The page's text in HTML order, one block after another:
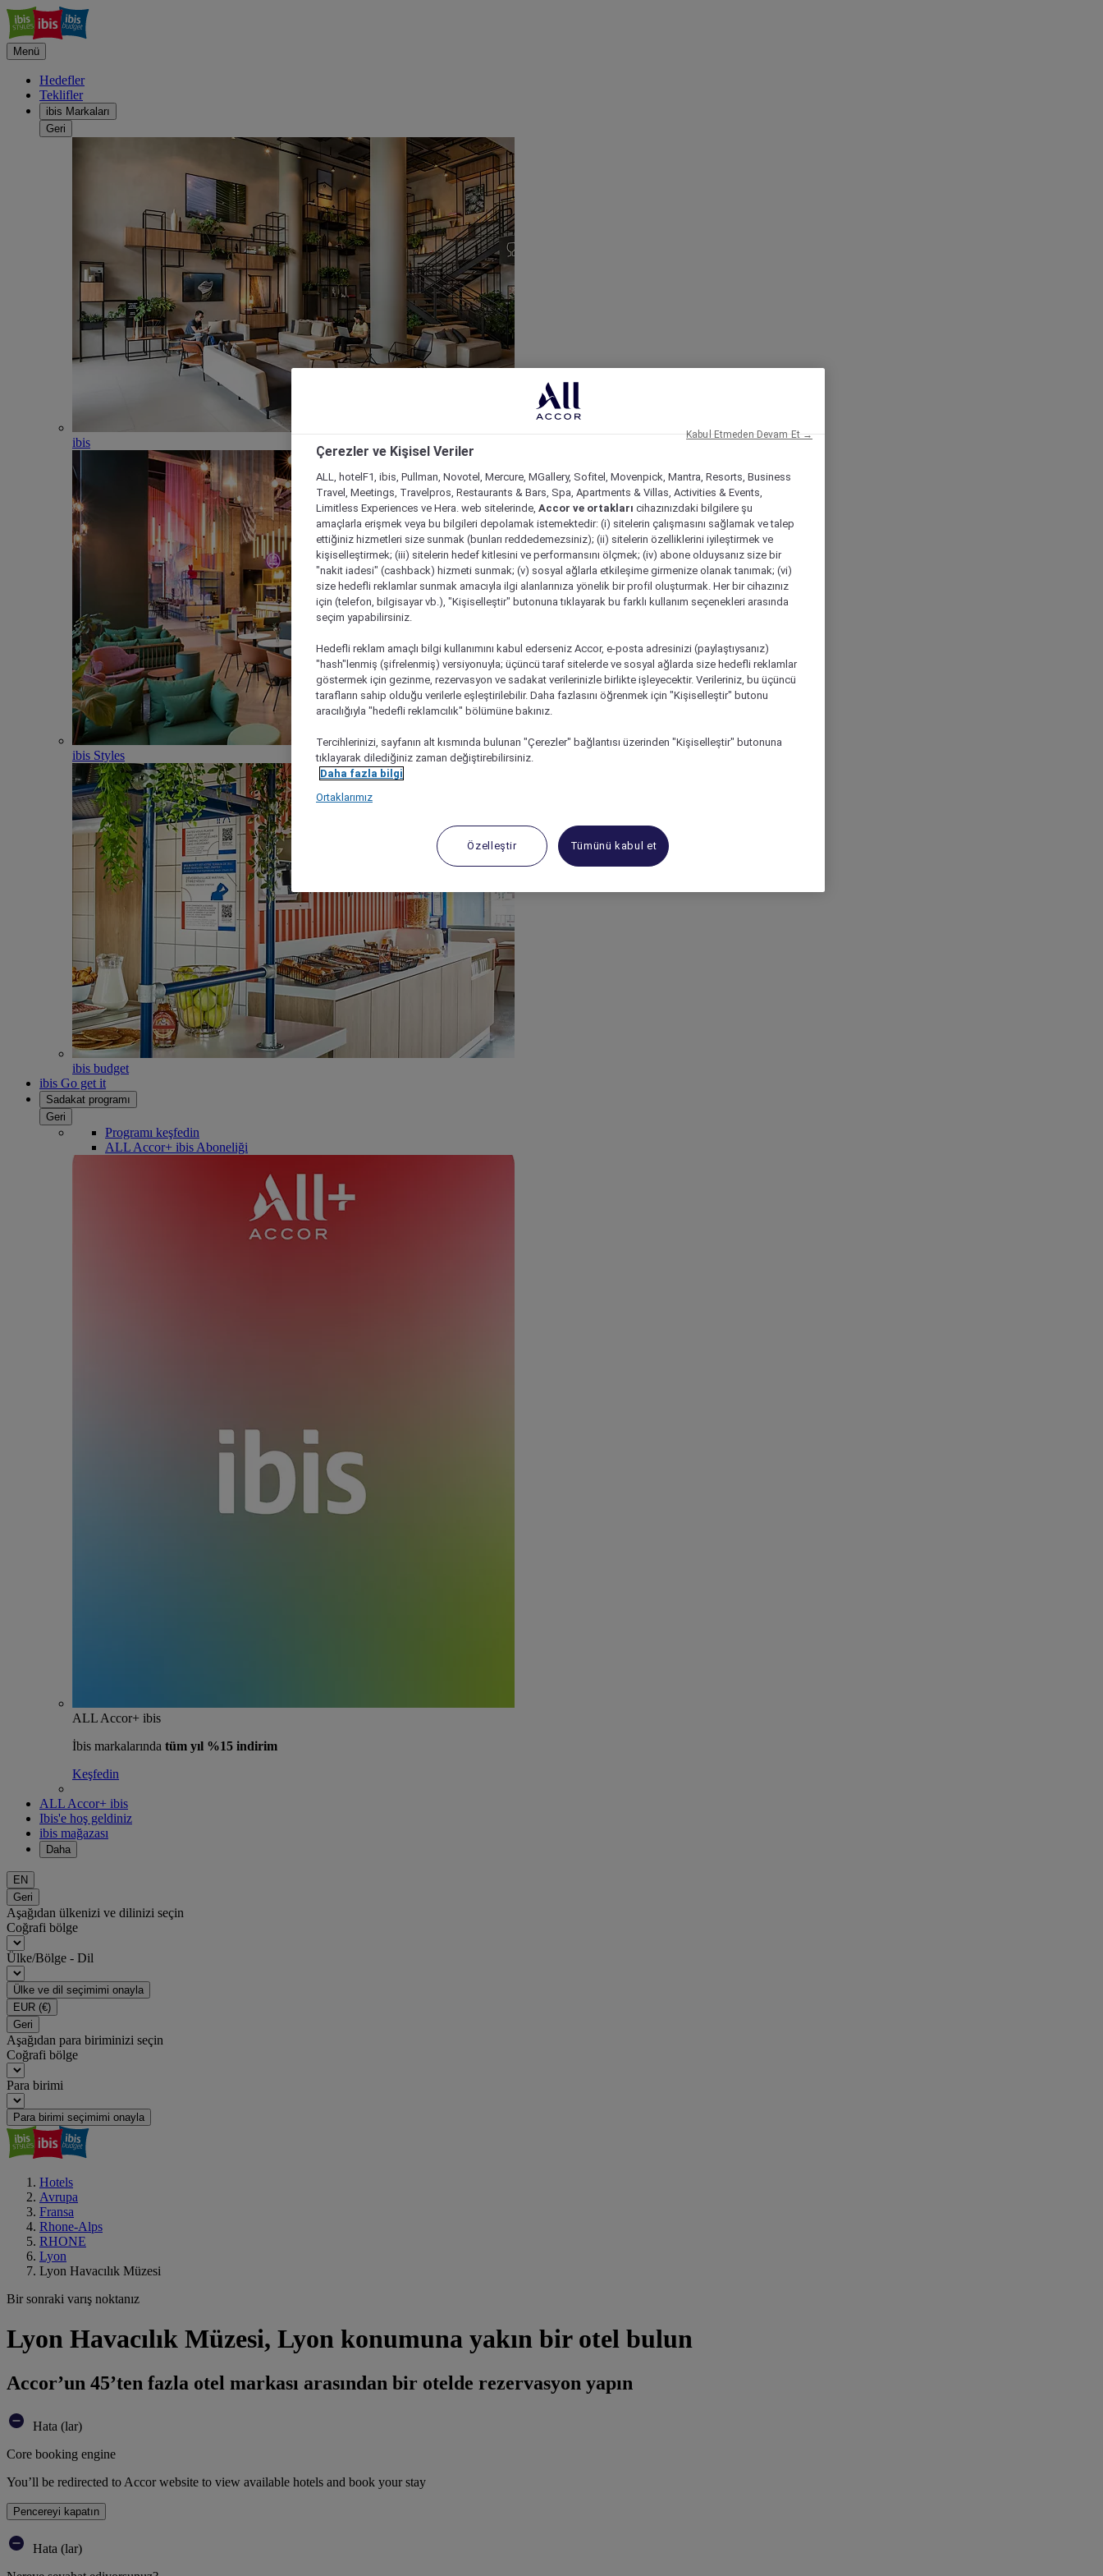
Menü
Hedefler
Teklifler
ibis Markaları
Geri
ibis
ibis Styles
ibis budget
ibis Go get it
Sadakat programı
Geri
Programı keşfedin
ALL Accor+ ibis Aboneliği
ALL Accor+ ibis
İbis markalarında tüm yıl %15 indirim
Keşfedin
ALL Accor+ ibis
Ibis'e hoş geldiniz
ibis mağazası
Daha
EN
Geri
Aşağıdan ülkenizi ve dilinizi seçin
Coğrafi bölge
Ülke/Bölge - Dil
Ülke ve dil seçimimi onayla
EUR (€)
Geri
Aşağıdan para biriminizi seçin
Coğrafi bölge
Para birimi
Para birimi seçimimi onayla
Hotels
Avrupa
Fransa
Rhone-Alps
RHONE
Lyon
Lyon Havacılık Müzesi
Bir sonraki varış noktanız
Lyon Havacılık Müzesi, Lyon konumuna yakın bir otel bulun
Accor’un 45’ten fazla otel markası arasından bir otelde rezervasyon yapın
Hata (lar)
Core booking engine
You’ll be redirected to Accor website to view available hotels and book your stay
Pencereyi kapatın
Hata (lar)
Çerezler ve Kişisel Veriler
ALL, hotelF1, ibis, Pullman, Novotel, Mercure, MGallery, Sofitel, Movenpick, Mantra, Resorts, Business
Travel, Meetings, Travelpros, Restaurants & Bars, Spa, Apartments & Villas, Activities & Events,
Limitless Experiences ve Hera. web sitelerinde, Accor ve ortakları cihazınızdaki bilgilere şu
amaçlarla erişmek veya bu bilgileri depolamak istemektedir: (i) sitelerin çalışmasını sağlamak ve talep
ettiğiniz hizmetleri size sunmak (bunları reddedemezsiniz); (ii) sitelerin özelliklerini iyileştirmek ve
kişiselleştirmek; (iii) sitelerin hedef kitlesini ve performansını ölçmek; (iv) abone olduysanız size bir
"nakit iadesi" (cashback) hizmeti sunmak; (v) sosyal ağlarla etkileşime girmenize olanak tanımak; (vi)
size hedefli reklamlar sunmak amacıyla ilgi alanlarınıza yönelik bir profil oluşturmak. Her bir cihazınız
için (telefon, bilgisayar vb.), "Kişiselleştir" butonuna tıklayarak bu farklı kullanım seçenekleri arasında
seçim yapabilirsiniz.
Hedefli reklam amaçlı bilgi kullanımını kabul ederseniz Accor, e-posta adresinizi (paylaştıysanız)
"hash"lenmiş (şifrelenmiş) versiyonuyla; üçüncü taraf sitelerde ve sosyal ağlarda size hedefli reklamlar
göstermek için gezinme, rezervasyon ve sadakat verilerinizle birlikte işleyecektir. Verileriniz, bu üçüncü
tarafların sahip olduğu verilerle eşleştirilebilir. Daha fazlasını öğrenmek için "Kişiselleştir" butonu
aracılığıyla "hedefli reklamcılık" bölümüne bakınız.
Tercihlerinizi, sayfanın alt kısmında bulunan "Çerezler" bağlantısı üzerinden "Kişiselleştir" butonuna
tıklayarak dilediğiniz zaman değiştirebilirsiniz.
Daha fazla bilgi
Ortaklarımız
Özelleştir Tümünü kabul et
Kabul Etmeden Devam Et →